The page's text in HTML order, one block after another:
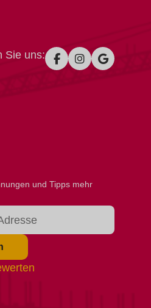
Sie uns:
und Tipps mehr